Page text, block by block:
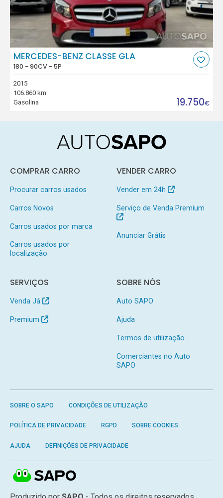
MERCEDES-BENZ CLASSE GLA
180 - 90CV - 5P
2015
106.860 km
Gasolina
19.750€
COMPRAR CARRO
Procurar carros usados
Carros Novos
Carros usados por marca
Carros usados por
localização
VENDER CARRO
Vender em 24h
Serviço de Venda Premium
Anunciar Grátis
SERVIÇOS
Venda Já
Premium
SOBRE NÓS
Auto SAPO
Ajuda
Termos de utilização
Comerciantes no Auto
SAPO
SOBRE O SAPO CONDIÇÕES DE UTILIZAÇÃO
POLÍTICA DE PRIVACIDADE RGPD SOBRE COOKIES
AJUDA DEFINIÇÕES DE PRIVACIDADE